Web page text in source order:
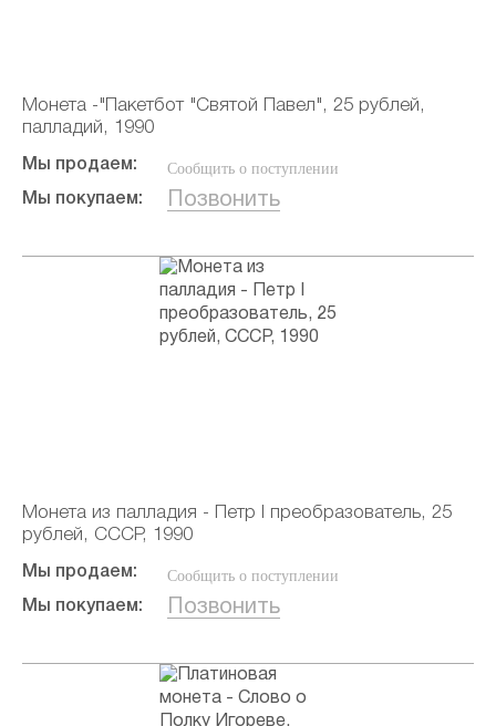
Монета -"Пакетбот "Святой Павел", 25 рублей,
палладий, 1990
Мы продаем: Сообщить о поступлении
Мы покупаем: Позвонить
Монета из палладия - Петр I преобразователь, 25
рублей, СССР, 1990
Мы продаем: Сообщить о поступлении
Мы покупаем: Позвонить